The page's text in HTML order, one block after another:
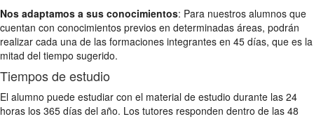
Nos adaptamos a sus conocimientos: Para nuestros alumnos que
cuentan con conocimientos previos en determinadas áreas, podrán
realizar cada una de las formaciones integrantes en 45 días, que es la
mitad del tiempo sugerido.
Tiempos de estudio
El alumno puede estudiar con el material de estudio durante las 24
horas los 365 días del año. Los tutores responden dentro de las 48